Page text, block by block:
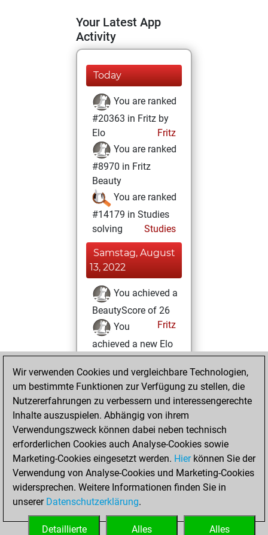
Your Latest App
Activity
Today
You are ranked
#20363 in Fritz by
Elo
Fritz
You are ranked
#8970 in Fritz
Beauty
You are ranked
#14179 in Studies
solving
Studies
Samstag, August
13, 2022
You achieved a
BeautyScore of 26
Fritz
You
achieved a new Elo
of 1560
Mittwoch,
August 10, 2022
You created
your Studies account
Studies
Montag,
August 8, 2022
You created
your Fritz account
Wir verwenden Cookies und vergleichbare Technologien,
um bestimmte Funktionen zur Verfügung zu stellen, die
Nutzererfahrungen zu verbessern und interessengerechte
Inhalte auszuspielen. Abhängig von ihrem
Verwendungszweck können dabei neben technisch
erforderlichen Cookies auch Analyse-Cookies sowie
Marketing-Cookies eingesetzt werden. Hierkönnen Sie der
Verwendung von Analyse-Cookies und Marketing-Cookies
widersprechen. Weitere Informationen finden Sie in
unserer Datenschutzerklärung.
Alles
Alles
Detaillierte